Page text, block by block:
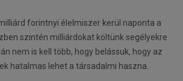
forintnyi élelmiszer kerül naponta a
szintén milliárdokat költünk segélyekre
nem is kell több, hogy belássuk, hogy az
hatalmas lehet a társadalmi haszna.